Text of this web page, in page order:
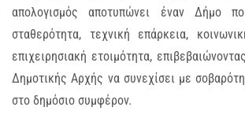
απολογισμός αποτυπώνει έναν Δήμο
σταθερότητα, τεχνική επάρκεια,
επιχειρησιακή ετοιμότητα,
Δημοτικής Αρχής να συνεχίσει με
στο δημόσιο συμφέρον.